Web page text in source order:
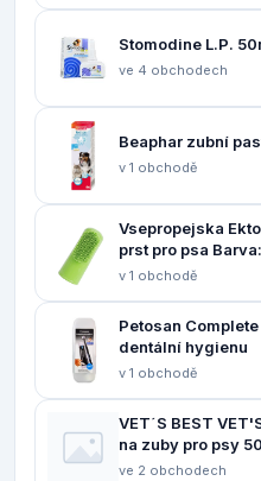
Stomodine L.P.
ve 4 obchodech
Beaphar zubní
v 1 obchodě
Vsepropejska
prst pro psa
v 1 obchodě
Petosan
dentální hygienu
v 1 obchodě
VET´S BEST
na zuby pro psy
ve 2 obchodech